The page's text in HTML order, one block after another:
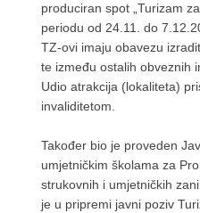
produciran spot „Turizam
periodu od 24.11. do
TZ-ovi imaju obavezu
te između ostalih obveznih
Udio atrakcija (lokaliteta)
invaliditetom.
Također bio je proveden
umjetničkim školama za
strukovnih i umjetničkih
je u pripremi javni poziv